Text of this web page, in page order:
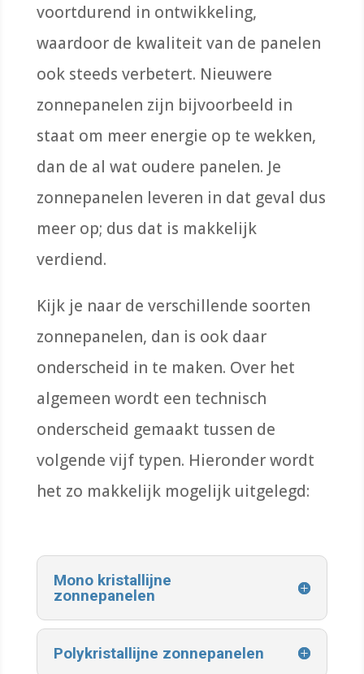
voortdurend in ontwikkeling,
waardoor de kwaliteit van de panelen
ook steeds verbetert. Nieuwere
zonnepanelen zijn bijvoorbeeld in
staat om meer energie op te wekken,
dan de al wat oudere panelen. Je
zonnepanelen leveren in dat geval dus
meer op; dus dat is makkelijk
verdiend.
Kijk je naar de verschillende soorten
zonnepanelen, dan is ook daar
onderscheid in te maken. Over het
algemeen wordt een technisch
onderscheid gemaakt tussen de
volgende vijf typen. Hieronder wordt
het zo makkelijk mogelijk uitgelegd:
Mono kristallijne
zonnepanelen
Polykristallijne zonnepanelen